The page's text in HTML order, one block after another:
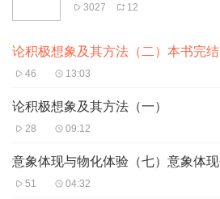
3027 12
论积极想象及其方法（二）本书完结
46 13:03
论积极想象及其方法（一）
28 09:12
51 04:32